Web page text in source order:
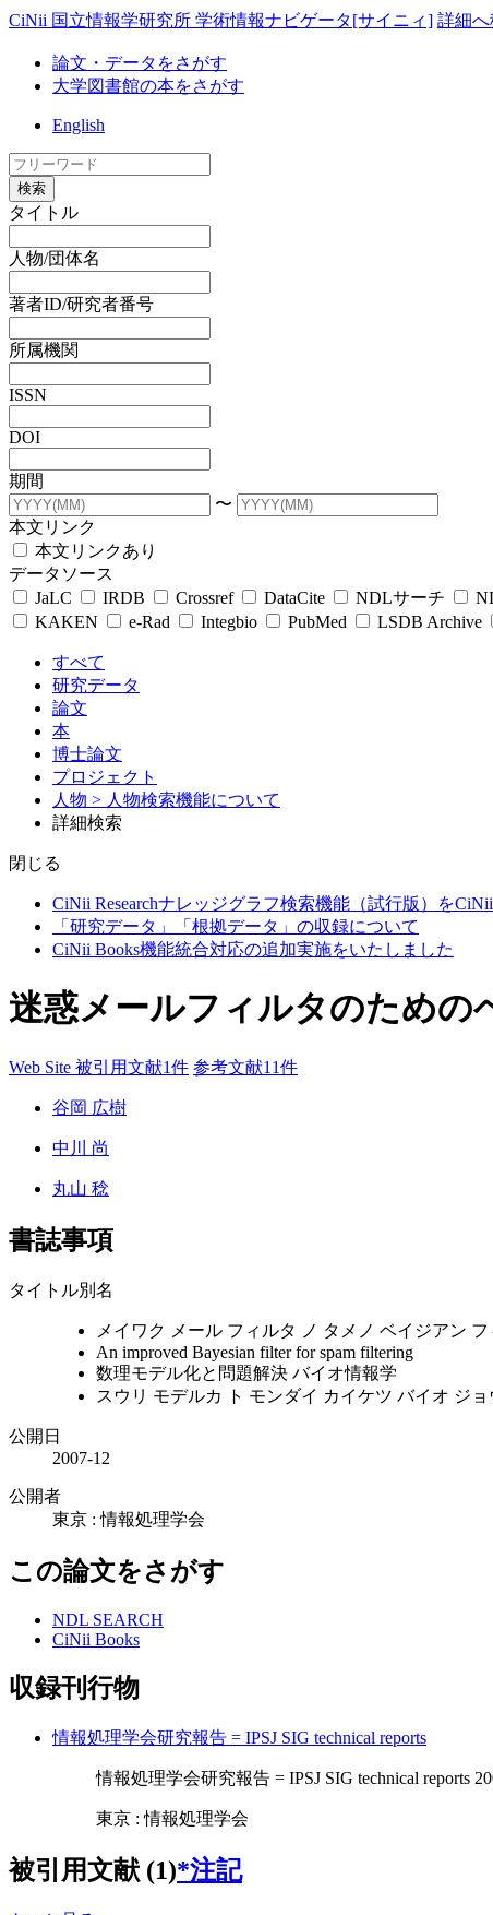
CiNii 国立情報学研究所 学術情報ナビゲータ[サイニィ] 詳細へ
論文・データをさがす
大学図書館の本をさがす
English
検索
タイトル
人物/団体名
著者ID/研究者番号
所属機関
ISSN
DOI
期間
〜
本文リンク
本文リンクあり
データソース
JaLC
IRDB Crossref DataCite NDLサーチ
KAKEN
e-Rad Integbio PubMed LSDB Archive
すべて
研究データ
論文
本
博士論文
プロジェクト
人物 > 人物検索機能について
詳細検索
閉じる
CiNii Researchナレッジグラフ検索機能（試行版）を
「研究データ」「根拠データ」の収録について
CiNii Books機能統合対応の追加実施をいたしました
迷惑メールフィルタのための
Web Site 被引用文献1件 参考文献11件
谷岡 広樹
中川 尚
丸山 稔
書誌事項
タイトル別名
メイワク メール フィルタ ノ タメノ ベイジアン
An improved Bayesian filter for spam filtering
数理モデル化と問題解決 バイオ情報学
スウリ モデルカ ト モンダイ カイケツ バイオ ジョ
公開日
2007-12
公開者
東京 : 情報処理学会
この論文をさがす
NDL SEARCH
CiNii Books
収録刊行物
情報処理学会研究報告 = IPSJ SIG technical reports
情報処理学会研究報告 = IPSJ SIG technical reports
東京 : 情報処理学会
被引用文献 (1)*注記